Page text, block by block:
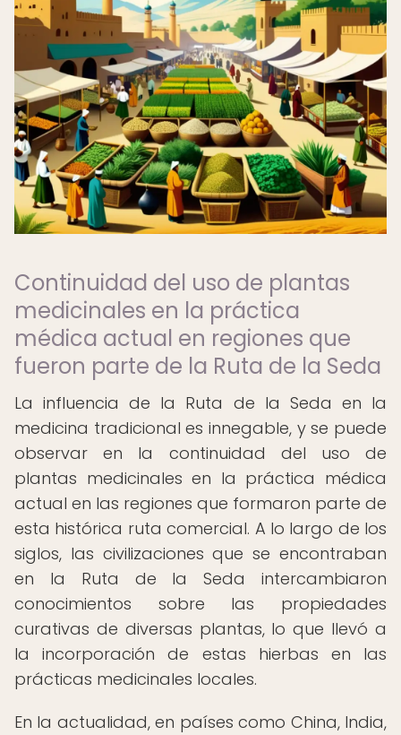
Continuidad del uso de plantas
medicinales en la práctica
médica actual en regiones que
fueron parte de la Ruta de la Seda
La influencia de la Ruta de la Seda en la
medicina tradicional es innegable, y se puede
observar en la continuidad del uso de
plantas medicinales en la práctica médica
actual en las regiones que formaron parte de
esta histórica ruta comercial. A lo largo de los
siglos, las civilizaciones que se encontraban
en la Ruta de la Seda intercambiaron
conocimientos sobre las propiedades
curativas de diversas plantas, lo que llevó a
la incorporación de estas hierbas en las
prácticas medicinales locales.
En la actualidad, en países como China, India,